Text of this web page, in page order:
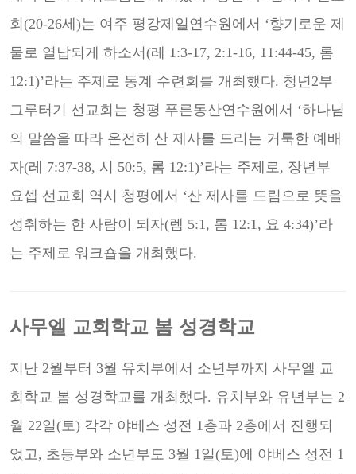
회(20-26세)는 여주 평강제일연수원에서 ‘향기로운 제
물로 열납되게 하소서(레 1:3-17, 2:1-16, 11:44-45, 롬
12:1)’라는 주제로 동계 수련회를 개최했다. 청년2부
그루터기 선교회는 청평 푸른동산연수원에서 ‘하나님
의 말씀을 따라 온전히 산 제사를 드리는 거룩한 예배
자(레 7:37-38, 시 50:5, 롬 12:1)’라는 주제로, 장년부
요셉 선교회 역시 청평에서 ‘산 제사를 드림으로 뜻을
성취하는 한 사람이 되자(렘 5:1, 롬 12:1, 요 4:34)’라
는 주제로 워크숍을 개최했다.
사무엘 교회학교 봄 성경학교
지난 2월부터 3월 유치부에서 소년부까지 사무엘 교
회학교 봄 성경학교를 개최했다. 유치부와 유년부는 2
월 22일(토) 각각 야베스 성전 1층과 2층에서 진행되
었고, 초등부와 소년부도 3월 1일(토)에 야베스 성전 1